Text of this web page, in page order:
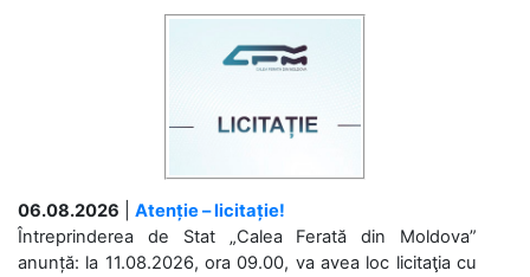
06.08.2026
Atenție – licitație!
Întreprinderea de Stat „Calea Ferată din Moldova”
anunță: la 11.08.2026, ora 09.00, va avea loc licitaţia cu